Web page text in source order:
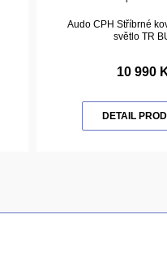
Audo CPH Stříbrné
světlo TR
10 990
DETAIL